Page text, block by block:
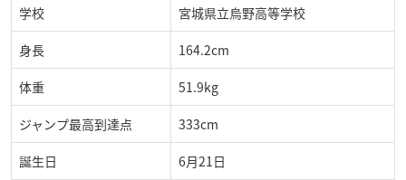
学校 宮城県立烏野高等学校
身長 164.2cm
体重 51.9kg
ジャンプ最高到達点 333cm
誕生日 6月21日